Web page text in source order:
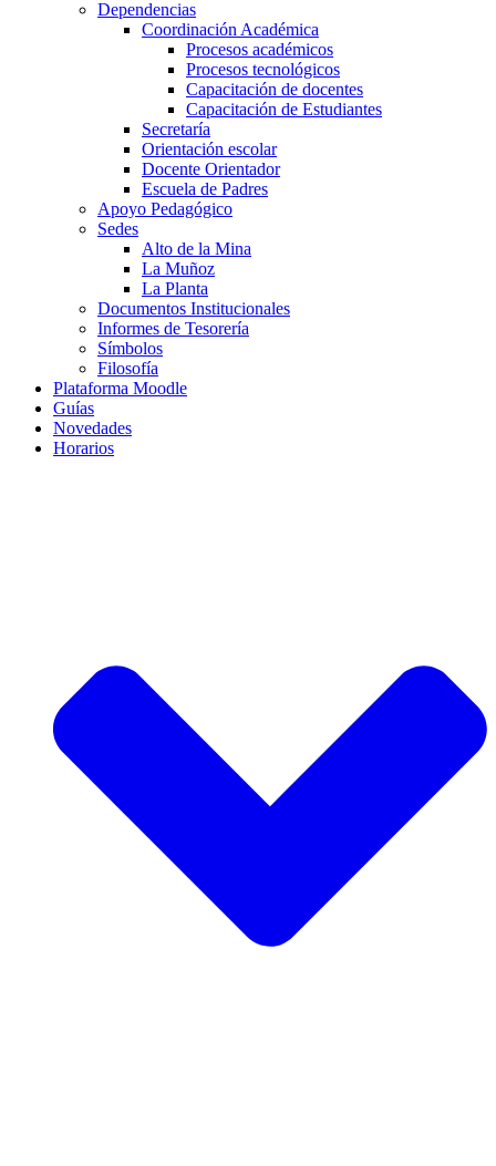
Dependencias
Coordinación Académica
Procesos académicos
Procesos tecnológicos
Capacitación de docentes
Capacitación de Estudiantes
Secretaría
Orientación escolar
Docente Orientador
Escuela de Padres
Apoyo Pedagógico
Sedes
Alto de la Mina
La Muñoz
La Planta
Documentos Institucionales
Informes de Tesorería
Símbolos
Filosofía
Plataforma Moodle
Guías
Novedades
Horarios